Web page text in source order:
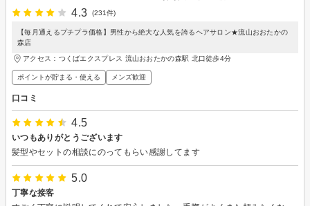
4.3
(231件)
【毎月通えるプチプラ価格】男性から絶大な人気を誇るヘアサロン★流山おおたかの
森店
アクセス：つくばエクスプレス 流山おおたかの森駅 北口徒歩4分
ポイントが貯まる・使える メンズ歓迎
口コミ
4.5
いつもありがとうございます
髪型やセットの相談にのってもらい感謝してます
5.0
丁寧な接客